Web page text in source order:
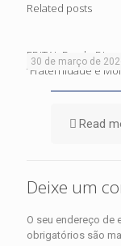
Related posts
30 de março de
EDITAL Fundo
“Fraternidade e
Read
Deixe um
O seu endereço de
obrigatórios são